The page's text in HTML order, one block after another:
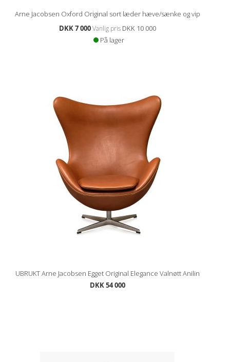
Arne Jacobsen Oxford Original sort læder hæve/sænke og vip
Spesialpris
DKK 7 000 Vanlig pris DKK 10 000
På lager
UBRUKT Arne Jacobsen Egget Original Elegance Valnøtt Anilin
DKK 54 000